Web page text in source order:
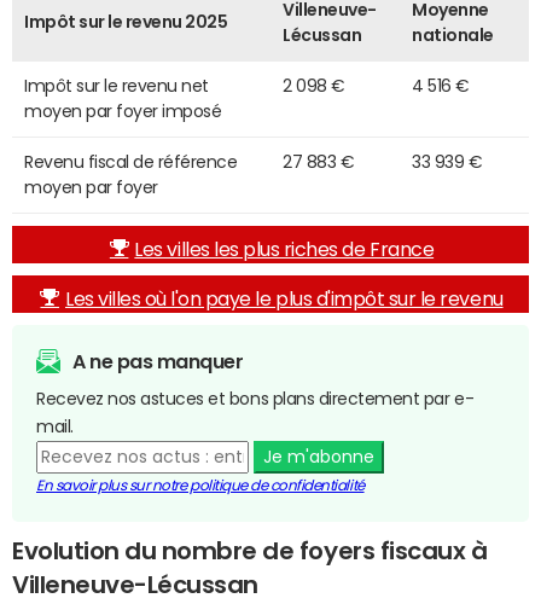
Impôt sur le revenu 2025
Villeneuve-
Lécussan
Moyenne
nationale
Impôt sur le revenu net
moyen par foyer imposé
2 098 € 4 516 €
Revenu fiscal de référence
moyen par foyer
27 883 € 33 939 €
Les villes les plus riches de France
Les villes où l'on paye le plus d'impôt sur le revenu
A ne pas manquer
Recevez nos astuces et bons plans directement par e-
mail.
Je m'abonne
En savoir plus sur notre politique de confidentialité
Evolution du nombre de foyers fiscaux à
Villeneuve-Lécussan